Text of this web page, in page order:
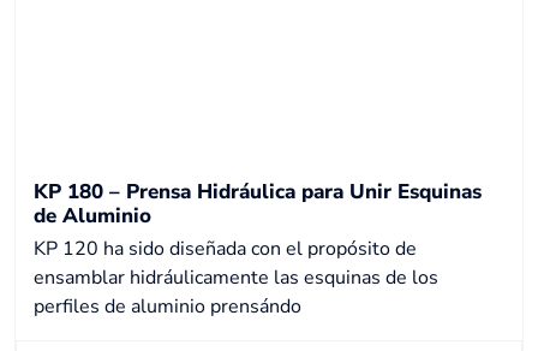
KP 180 – Prensa Hidráulica para Unir Esquinas
de Aluminio
KP 120 ha sido diseñada con el propósito de
ensamblar hidráulicamente las esquinas de los
perfiles de aluminio prensándo